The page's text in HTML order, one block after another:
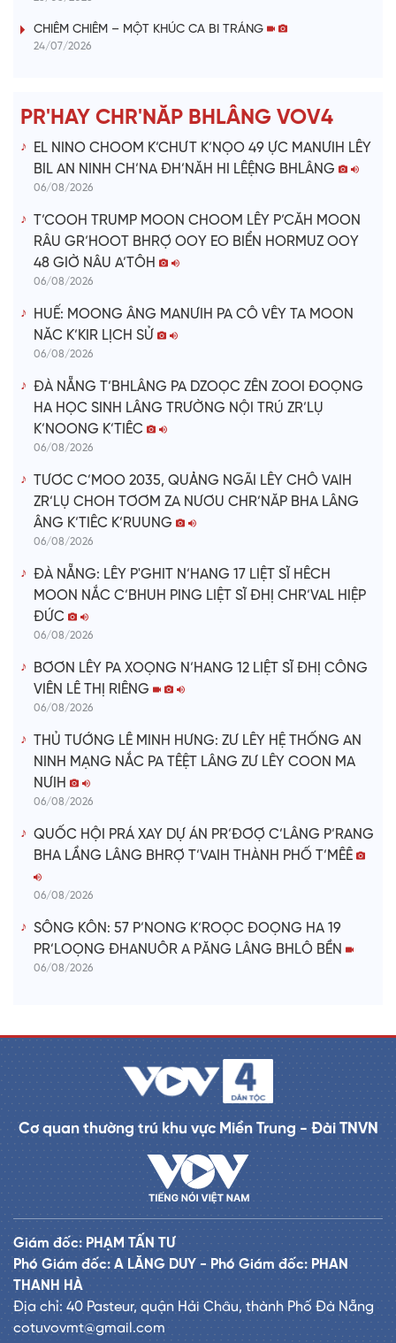
i
e
o
CHIÊM CHIÊM – MỘT KHÚC CA BI TRÁNG
24/07/2026
PR'HAY CHR'NĂP BHLÂNG VOV4
EL NINO CHOOM K’CHƯT K’NỌO 49 ỰC MANƯIH LÊY
BIL AN NINH CH’NA ĐH’NĂH HI LÊỆNG BHLÂNG
06/08/2026
T’COOH TRUMP MOON CHOOM LÊY P’CĂH MOON
RÂU GR’HOOT BHRỢ OOY EO BIỂN HORMUZ OOY
48 GIỜ NÂU A’TÔH
06/08/2026
HUẾ: MOONG ÂNG MANƯIH PA CÔ VÊY TA MOON
NĂC K’KIR LỊCH SỬ
06/08/2026
ĐÀ NẴNG T’BHLÂNG PA DZOỌC ZÊN ZOOI ĐOỌNG
HA HỌC SINH LÂNG TRƯỜNG NỘI TRÚ ZR’LỤ
K’NOONG K’TIÊC
06/08/2026
TƯƠC C’MOO 2035, QUẢNG NGÃI LÊY CHÔ VAIH
ZR’LỤ CHOH TƠƠM ZA NƯƠU CHR’NĂP BHA LÂNG
ÂNG K’TIÊC K’RUUNG
06/08/2026
ĐÀ NẴNG: LÊY P'GHIT N’HANG 17 LIỆT SĨ HÊCH
MOON NẮC C’BHUH PING LIỆT SĨ ĐHỊ CHR’VAL HIỆP
ĐỨC
06/08/2026
BƠƠN LÊY PA XOỌNG N’HANG 12 LIỆT SĨ ĐHỊ CÔNG
VIÊN LÊ THỊ RIÊNG
06/08/2026
THỦ TƯỚNG LÊ MINH HƯNG: ZƯ LÊY HỆ THỐNG AN
NINH MẠNG NẮC PA TÊỆT LÂNG ZƯ LÊY COON MA
NƯIH
06/08/2026
QUỐC HỘI PRÁ XAY DỰ ÁN PR’ĐƠỢ C’LÂNG P’RANG
BHA LẦNG LÂNG BHRỢ T’VAIH THÀNH PHỐ T’MÊÊ
06/08/2026
SÔNG KÔN: 57 P’NONG K’ROỌC ĐOỌNG HA 19
PR’LOỌNG ĐHANUÔR A PĂNG LÂNG BHLÔ BỀN
06/08/2026
Cơ quan thường trú khu vực Miền Trung - Đài TNVN
Giám đốc: PHẠM TẤN TƯ
Phó Giám đốc: A LĂNG DUY - Phó Giám đốc: PHAN
THANH HÀ
Địa chỉ: 40 Pasteur, quận Hải Châu, thành Phố Đà Nẵng
cotuvovmt@gmail.com